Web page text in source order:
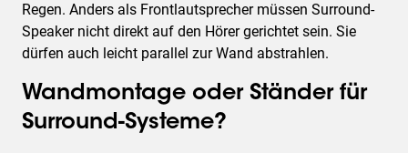
Regen. Anders als Frontlautsprecher müssen Surround-
Speaker nicht direkt auf den Hörer gerichtet sein. Sie
dürfen auch leicht parallel zur Wand abstrahlen.
Wandmontage oder Ständer für
Surround-Systeme?